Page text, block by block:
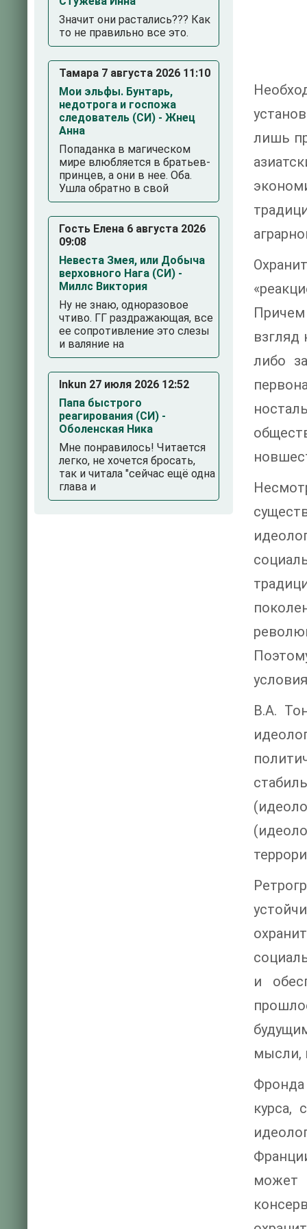
лишь
взгляд
либо
В.А.
и
мысли,
Фронда
курса,
может
Значит они растались??? Как
то не правильно все это.
Тамара 7 августа 2026 11:10
Мои эльфы. Бунтарь,
недотрога и госпожа
следователь (СИ) - Жнец
Анна
Попаданка в магическом
мире влюбляется в братьев-
принцев, а они в нее. Оба.
Ушла обратно в свой
Гость Елена 6 августа 2026
09:08
Невеста Змея, или Добыча
верховного Нага (СИ) -
Миллс Виктория
Ну не знаю, одноразовое
чтиво. ГГ раздражающая, все
ее сопротивление это слезы
и валяние на
Inkun 27 июля 2026 12:52
Папа быстрого
реагирования (СИ) -
Оболенская Ника
Мне понравилось! Читается
легко, не хочется бросать,
так и читала "сейчас ещё одна
глава и